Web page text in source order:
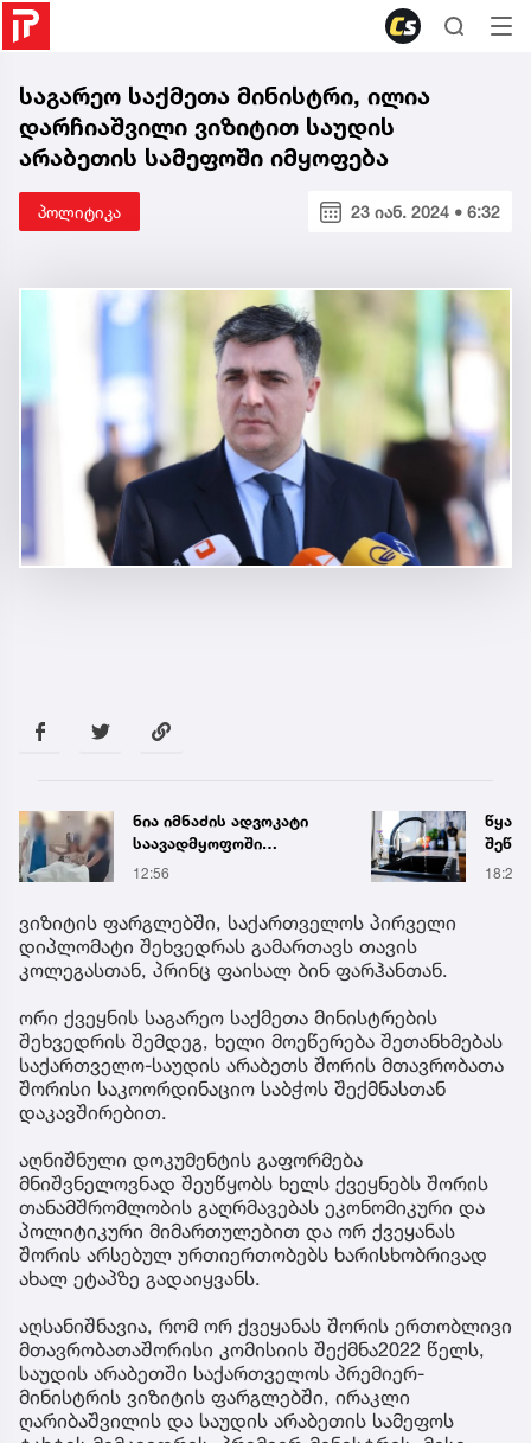
საგარეო საქმეთა მინისტრი, ილია
დარჩიაშვილი ვიზიტით საუდის
არაბეთის სამეფოში იმყოფება
პოლიტიკა 23 იან. 2024 • 6:32
წყალი 16 საათით
შეწყდება - გადაამოწმეთ
მისამართები
18:21
„თუ
16:55
ვიზიტის ფარგლებში, საქართველოს პირველი
დიპლომატი შეხვედრას გამართავს თავის
კოლეგასთან, პრინც ფაისალ ბინ ფარჰანთან.
ორი ქვეყნის საგარეო საქმეთა მინისტრების
შეხვედრის შემდეგ, ხელი მოეწერება შეთანხმებას
საქართველო-საუდის არაბეთს შორის მთავრობათა
შორისი საკოორდინაციო საბჭოს შექმნასთან
დაკავშირებით.
აღნიშნული დოკუმენტის გაფორმება
მნიშვნელოვნად შეუწყობს ხელს ქვეყნებს შორის
თანამშრომლობის გაღრმავებას ეკონომიკური და
პოლიტიკური მიმართულებით და ორ ქვეყანას
შორის არსებულ ურთიერთობებს ხარისხობრივად
ახალ ეტაპზე გადაიყვანს.
აღსანიშნავია, რომ ორ ქვეყანას შორის ერთობლივი
მთავრობათაშორისი კომისიის შექმნა2022 წელს,
საუდის არაბეთში საქართველოს პრემიერ-
მინისტრის ვიზიტის ფარგლებში, ირაკლი
ღარიბაშვილის და საუდის არაბეთის სამეფოს